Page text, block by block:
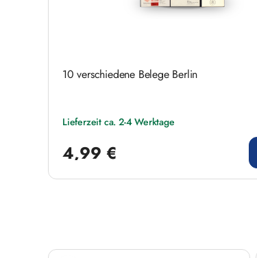
10 verschiedene Belege Berlin
Lieferzeit ca. 2-4 Werktage
4,99 €
Produktgalerie überspringen